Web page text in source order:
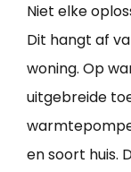
Niet elke
Dit hangt af
woning. Op
uitgebreide
en soort huis.